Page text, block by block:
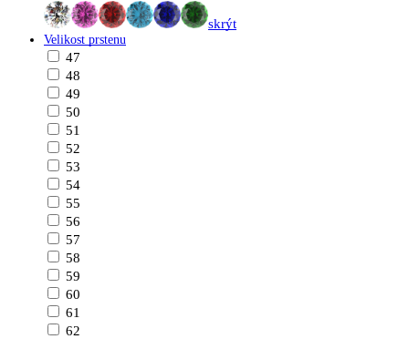
skrýt
Velikost prstenu
47
48
49
50
51
52
53
54
55
56
57
58
59
60
61
62